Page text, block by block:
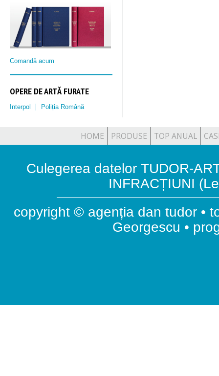
Comandă acum
OPERE DE ARTĂ FURATE
Interpol Poliția Română
HOME PRODUSE TOP ANUAL
Culegerea datelor TUDOR-
INFRACȚIUNI
copyright © agenția dan tudor •
Georgescu •